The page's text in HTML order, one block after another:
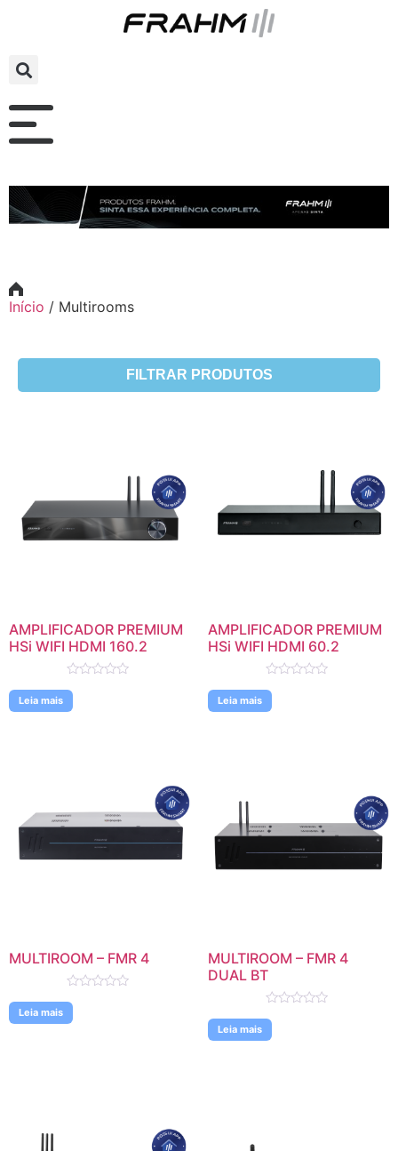
Início / Multirooms
FILTRAR PRODUTOS
AMPLIFICADOR PREMIUM
HSi WIFI HDMI 160.2
0
de
Leia mais
AMPLIFICADOR PREMIUM
HSi WIFI HDMI 60.2
0
de
Leia mais
MULTIROOM – FMR 4
0
de
Leia mais
MULTIROOM – FMR 4
DUAL BT
0
de
Leia mais